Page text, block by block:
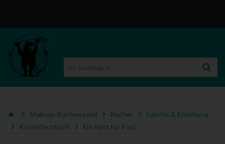
Mabuse-Buchversand Bücher
Familie & Erziehung
Kinderfachbuch
Ein Nest für Paul